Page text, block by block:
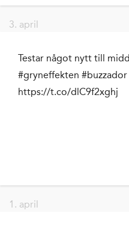
3. april
Testar något nytt till
#gryneffekten #buzzador
https://t.co/dlC9f2xghj
1. april